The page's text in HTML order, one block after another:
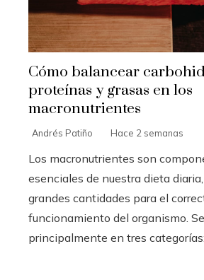
Cómo balancear
proteínas y grasas en los
macronutrientes
Andrés Patiño Hace 2 semanas
Los macronutrientes son
esenciales de nuestra dieta
grandes cantidades para el
funcionamiento del organismo.
principalmente en tres categorías: